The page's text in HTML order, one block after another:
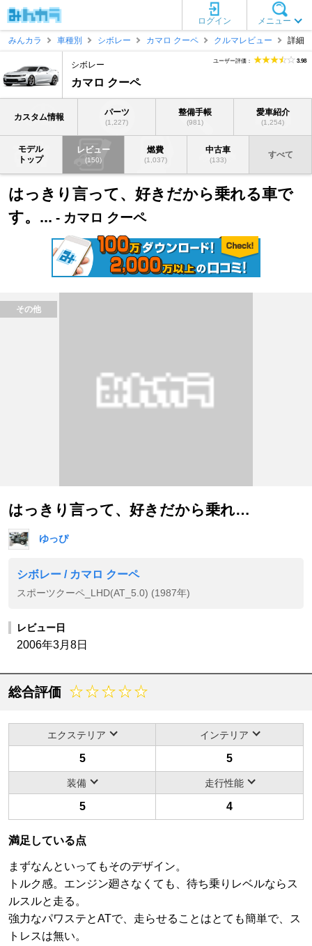
メニュー
ログイン
みんカラ
車種別 シボレー カマロ クーペ クルマレビュー 詳細
シボレー
カマロ クーペ
ユーザー評価： 3.98
カスタム情報 パーツ
(1,227)
整備手帳
(981)
愛車紹介
(1,254)
モデル
トップ
レビュー
(150)
燃費
(1,037)
中古車
(133)
すべて
はっきり言って、好きだから乗れる車で
す。... - カマロ クーペ
その他
はっきり言って、好きだから乗れ…
ゆっぴ
シボレー / カマロ クーペ
スポーツクーペ_LHD(AT_5.0) (1987年)
レビュー日
2006年3月8日
総合評価
エクステリア インテリア
5 5
装備 走行性能
5 4
満足している点
まずなんといってもそのデザイン。
トルク感。エンジン廻さなくても、待ち乗りレベルならス
ルスルと走る。
強力なパワステとATで、走らせることはとても簡単で、ス
トレスは無い。